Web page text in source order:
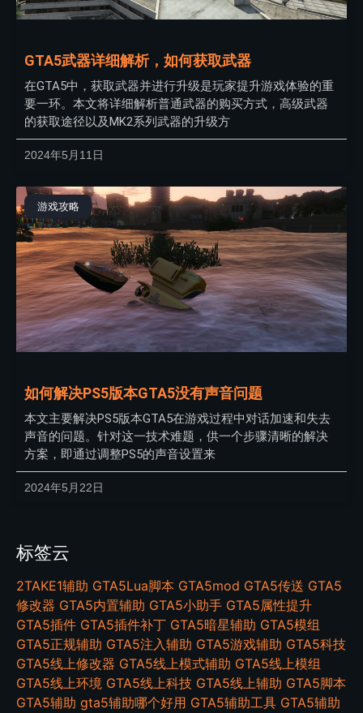
GTA5武器详细解析，如何获取武器
在GTA5中，获取武器并进行升级是玩家提升游戏体验的重
要一环。本文将详细解析普通武器的购买方式，高级武器
的获取途径以及MK2系列武器的升级方
2024年5月11日
游戏攻略
如何解决PS5版本GTA5没有声音问题
本文主要解决PS5版本GTA5在游戏过程中对话加速和失去
声音的问题。针对这一技术难题，供一个步骤清晰的解决
方案，即通过调整PS5的声音设置来
2024年5月22日
标签云
2TAKE1辅助 GTA5Lua脚本 GTA5mod GTA5传送 GTA5
修改器 GTA5内置辅助 GTA5小助手 GTA5属性提升
GTA5插件 GTA5插件补丁 GTA5暗星辅助 GTA5模组
GTA5正规辅助 GTA5注入辅助 GTA5游戏辅助 GTA5科技
GTA5线上修改器 GTA5线上模式辅助 GTA5线上模组
GTA5线上环境 GTA5线上科技 GTA5线上辅助 GTA5脚本
GTA5辅助 gta5辅助哪个好用 GTA5辅助工具 GTA5辅助